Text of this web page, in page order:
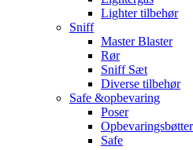
Lighter tilbehør
Sniff
Master Blaster
Rør
Sniff Sæt
Diverse tilbehør
Safe &opbevaring
Poser
Opbevaringsbøtter
Safe